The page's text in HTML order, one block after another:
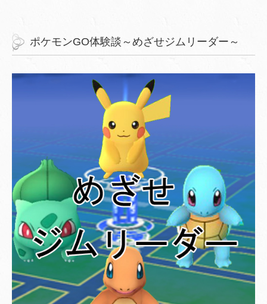
ポケモンGO体験談～めざせジムリーダー～